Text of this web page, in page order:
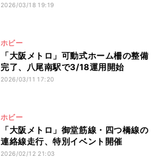
2026/03/18 19:19
ホビー
「大阪メトロ」可動式ホーム柵の整備
完了、八尾南駅で3/18運用開始
2026/03/11 17:20
ホビー
「大阪メトロ」御堂筋線・四つ橋線の
連絡線走行、特別イベント開催
2026/02/12 21:03